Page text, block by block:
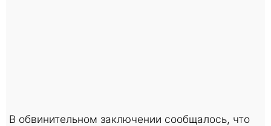
В обвинительном заключении сообщалось, что